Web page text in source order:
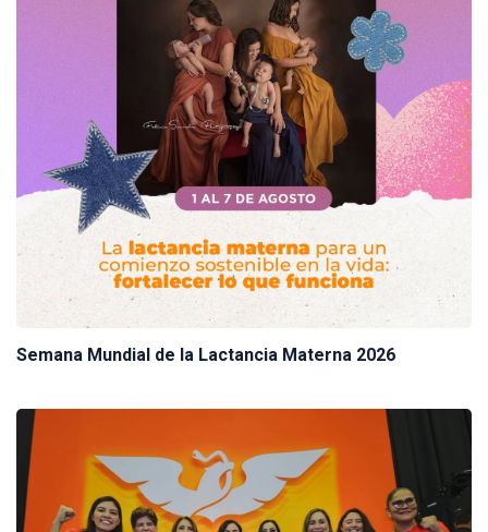
Semana Mundial de la Lactancia Materna 2026